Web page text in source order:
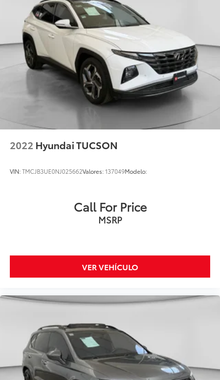
2022 Hyundai TUCSON
VIN:TMCJB3UE0NJ025662Valores:137049Modelo:
Call For Price
MSRP
VER VEHÍCULO